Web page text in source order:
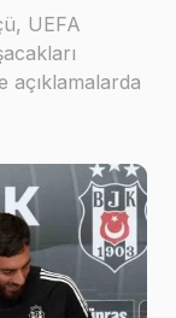
UEFA
açıklamalarda